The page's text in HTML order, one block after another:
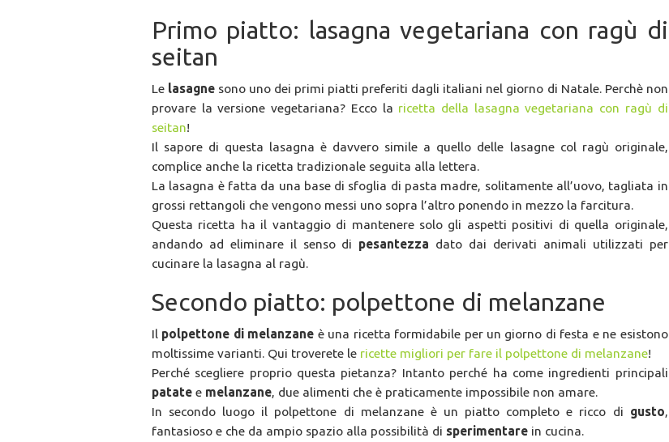
Primo piatto: lasagna vegetariana con ragù di
seitan
Le lasagne sono uno dei primi piatti preferiti dagli italiani nel giorno di Natale. Perchè non
provare la versione vegetariana? Ecco la ricetta della lasagna vegetariana con ragù di
seitan!
Il sapore di questa lasagna è davvero simile a quello delle lasagne col ragù originale,
complice anche la ricetta tradizionale seguita alla lettera.
La lasagna è fatta da una base di sfoglia di pasta madre, solitamente all’uovo, tagliata in
grossi rettangoli che vengono messi uno sopra l’altro ponendo in mezzo la farcitura.
Questa ricetta ha il vantaggio di mantenere solo gli aspetti positivi di quella originale,
andando ad eliminare il senso di pesantezza dato dai derivati animali utilizzati per
cucinare la lasagna al ragù.
Secondo piatto: polpettone di melanzane
Il polpettone di melanzane è una ricetta formidabile per un giorno di festa e ne esistono
moltissime varianti. Qui troverete le ricette migliori per fare il polpettone di melanzane!
Perché scegliere proprio questa pietanza? Intanto perché ha come ingredienti principali
patate e melanzane, due alimenti che è praticamente impossibile non amare.
In secondo luogo il polpettone di melanzane è un piatto completo e ricco di gusto,
fantasioso e che da ampio spazio alla possibilità di sperimentare in cucina.